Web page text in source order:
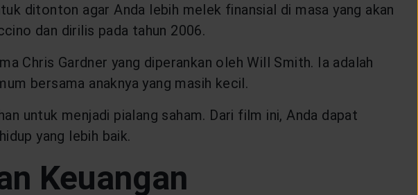
ditonton agar Anda lebih melek finansial di masa yang akan
dan dirilis pada tahun 2006.
Chris Gardner yang diperankan oleh Will Smith. Ia adalah
bersama anaknya yang masih kecil.
untuk menjadi pialang saham. Dari film ini, Anda dapat
yang lebih baik.
Keuangan